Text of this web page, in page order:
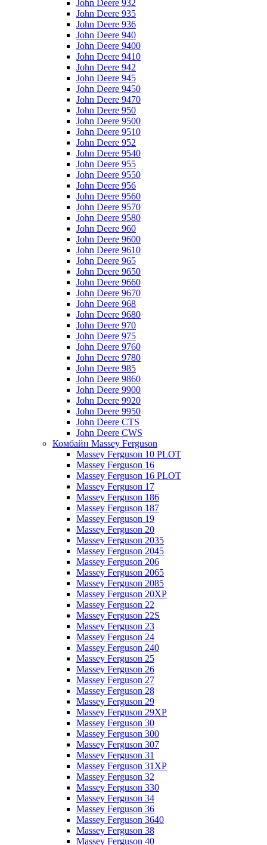
John Deere 932
John Deere 935
John Deere 936
John Deere 940
John Deere 9400
John Deere 9410
John Deere 942
John Deere 945
John Deere 9450
John Deere 9470
John Deere 950
John Deere 9500
John Deere 9510
John Deere 952
John Deere 9540
John Deere 955
John Deere 9550
John Deere 956
John Deere 9560
John Deere 9570
John Deere 9580
John Deere 960
John Deere 9600
John Deere 9610
John Deere 965
John Deere 9650
John Deere 9660
John Deere 9670
John Deere 968
John Deere 9680
John Deere 970
John Deere 975
John Deere 9760
John Deere 9780
John Deere 985
John Deere 9860
John Deere 9900
John Deere 9920
John Deere 9950
John Deere CTS
John Deere CWS
Комбайн Massey Ferguson
Massey Ferguson 10 PLOT
Massey Ferguson 16
Massey Ferguson 16 PLOT
Massey Ferguson 17
Massey Ferguson 186
Massey Ferguson 187
Massey Ferguson 19
Massey Ferguson 20
Massey Ferguson 2035
Massey Ferguson 2045
Massey Ferguson 206
Massey Ferguson 2065
Massey Ferguson 2085
Massey Ferguson 20XP
Massey Ferguson 22
Massey Ferguson 22S
Massey Ferguson 23
Massey Ferguson 24
Massey Ferguson 240
Massey Ferguson 25
Massey Ferguson 26
Massey Ferguson 27
Massey Ferguson 28
Massey Ferguson 29
Massey Ferguson 29XP
Massey Ferguson 30
Massey Ferguson 300
Massey Ferguson 307
Massey Ferguson 31
Massey Ferguson 31XP
Massey Ferguson 32
Massey Ferguson 330
Massey Ferguson 34
Massey Ferguson 36
Massey Ferguson 3640
Massey Ferguson 38
Massey Ferguson 40